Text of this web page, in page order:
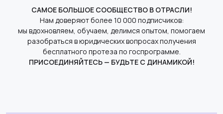
САМОЕ БОЛЬШОЕ СООБЩЕСТВО В ОТРАСЛИ!
Нам доверяют более 10 000 подписчиков:
мы вдохновляем, обучаем, делимся опытом, помогаем
разобраться в юридических вопросах получения
бесплатного протеза по госпрограмме.
ПРИСОЕДИНЯЙТЕСЬ — БУДЬТЕ С ДИНАМИКОЙ!